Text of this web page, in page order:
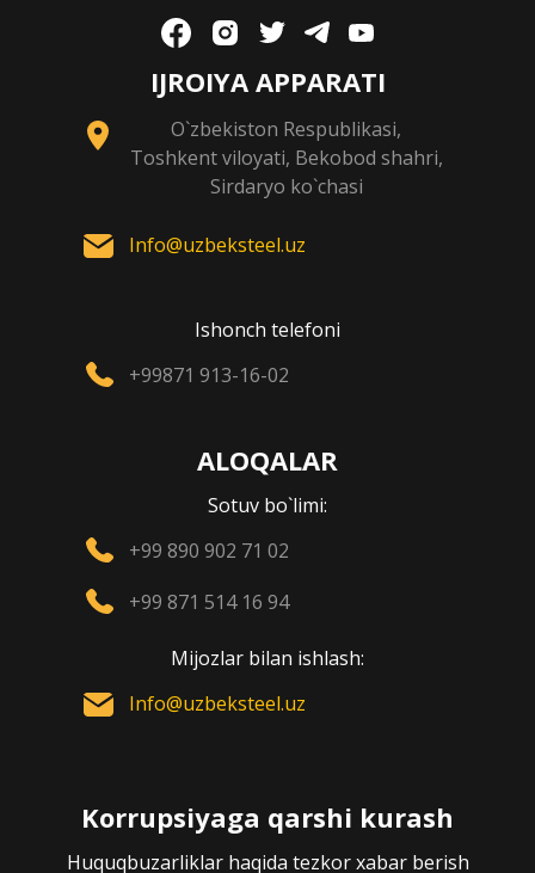
IJROIYA APPARATI
O`zbekiston Respublikasi,
Toshkent viloyati, Bekobod shahri,
Sirdaryo ko`chasi
Info@uzbeksteel.uz
Ishonch telefoni
+99871 913-16-02
ALOQALAR
Sotuv bo`limi:
+99 890 902 71 02
+99 871 514 16 94
Mijozlar bilan ishlash:
Info@uzbeksteel.uz
Korrupsiyaga qarshi kurash
Huquqbuzarliklar haqida tezkor xabar berish